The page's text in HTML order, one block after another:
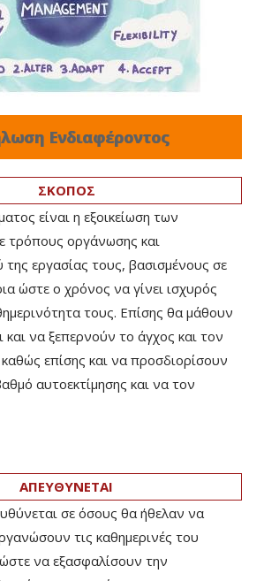
Ενδιαφέροντος
ΣΚΟΠΟΣ
είναι η εξοικείωση των
τρόπους οργάνωσης και
εργασίας τους, βασισμένους σε
ώστε ο χρόνος να γίνει ισχυρός
τους. Επίσης θα μάθουν
και να ξεπερνούν το άγχος και τον
επίσης και να προσδιορίσουν
αυτοεκτίμησης και να τον
ΑΠΕΥΘΥΝΕΤΑΙ
σε όσους θα ήθελαν να
τις καθημερινές του
να εξασφαλίσουν την